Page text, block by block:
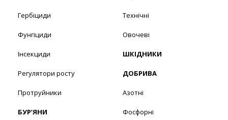
Гербіциди
Фунгіциди
Інсекциди
Регулятори росту
Протруйники
БУР’ЯНИ
Технічні
Овочеві
ШКІДНИКИ
ДОБРИВА
Азотні
Фосфорні